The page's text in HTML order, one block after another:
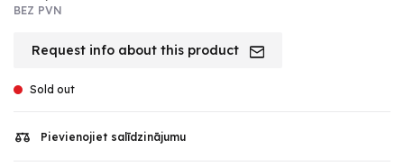
BEZ PVN
Request info about this product
Sold out
Pievienojiet salīdzinājumu